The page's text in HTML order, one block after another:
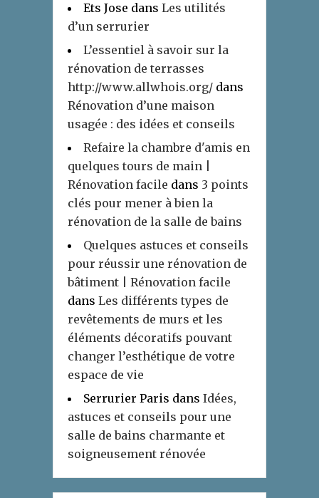
Ets Jose dans Les utilités
d’un serrurier
L’essentiel à savoir sur la
rénovation de terrasses
http://www.allwhois.org/ dans
Rénovation d’une maison
usagée : des idées et conseils
Refaire la chambre d'amis en
quelques tours de main |
Rénovation facile dans 3 points
clés pour mener à bien la
rénovation de la salle de bains
Quelques astuces et conseils
pour réussir une rénovation de
bâtiment | Rénovation facile
dans Les différents types de
revêtements de murs et les
éléments décoratifs pouvant
changer l’esthétique de votre
espace de vie
Serrurier Paris dans Idées,
astuces et conseils pour une
salle de bains charmante et
soigneusement rénovée